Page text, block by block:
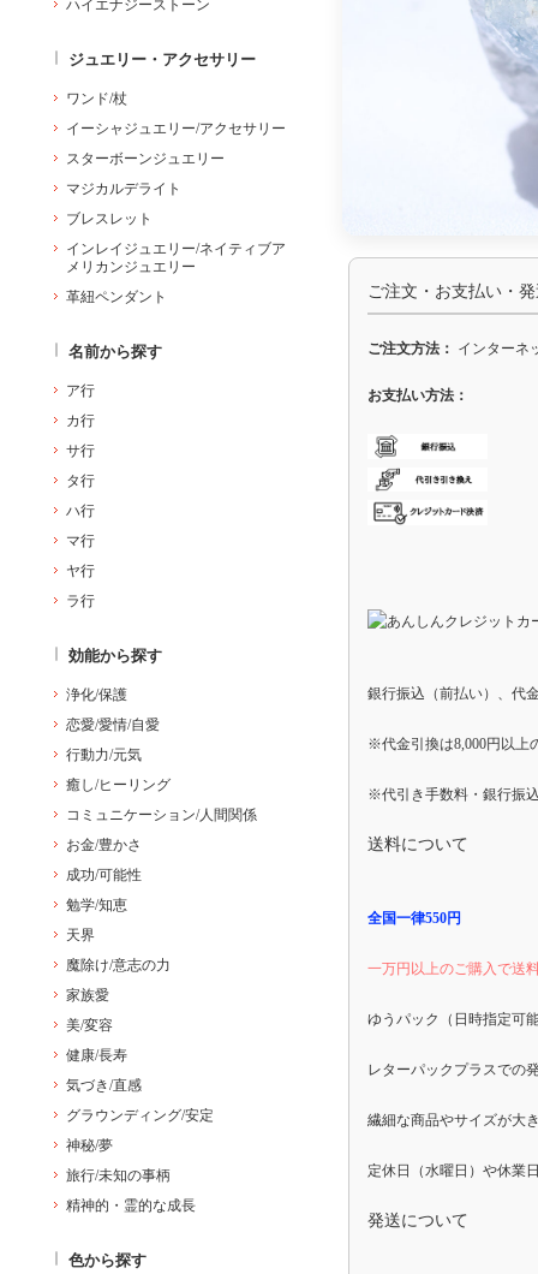
ご注文・お支払い・
ご注文方法： インターネ
お支払い方法：
銀行振込（前払い）、代
※代金引換は8,000円以上
※代引き手数料・銀行振
送料について
全国一律550円
一万円以上のご購入で送
ゆうパック（日時指定可
レターパックプラスでの
繊細な商品やサイズが大
発送について
ハイエナジーストーン
ジュエリー・アクセサリー
ワンド/杖
イーシャジュエリー/アクセサリー
スターボーンジュエリー
マジカルデライト
ブレスレット
インレイジュエリー/ネイティブア
メリカンジュエリー
革紐ペンダント
名前から探す
ア行
カ行
サ行
タ行
ハ行
マ行
ヤ行
ラ行
効能から探す
浄化/保護
恋愛/愛情/自愛
行動力/元気
癒し/ヒーリング
コミュニケーション/人間関係
お金/豊かさ
成功/可能性
勉学/知恵
天界
魔除け/意志の力
家族愛
美/変容
健康/長寿
気づき/直感
グラウンディング/安定
神秘/夢
旅行/未知の事柄
精神的・霊的な成長
色から探す